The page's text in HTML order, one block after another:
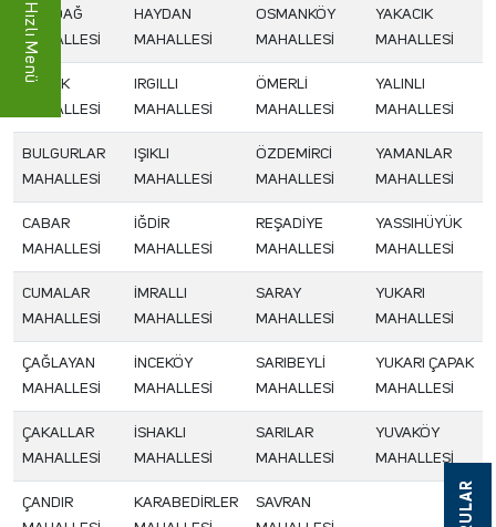
Hızlı Menü
BOZDAĞ
MAHALLESİ
HAYDAN
MAHALLESİ
OSMANKÖY
MAHALLESİ
YAKACIK
MAHALLESİ
BUCAK
MAHALLESİ
IRGILLI
MAHALLESİ
ÖMERLİ
MAHALLESİ
YALINLI
MAHALLESİ
BULGURLAR
MAHALLESİ
IŞIKLI
MAHALLESİ
ÖZDEMİRCİ
MAHALLESİ
YAMANLAR
MAHALLESİ
CABAR
MAHALLESİ
İĞDİR
MAHALLESİ
REŞADİYE
MAHALLESİ
YASSIHÜYÜK
MAHALLESİ
CUMALAR
MAHALLESİ
İMRALLI
MAHALLESİ
SARAY
MAHALLESİ
YUKARI
MAHALLESİ
ÇAĞLAYAN
MAHALLESİ
İNCEKÖY
MAHALLESİ
SARIBEYLİ
MAHALLESİ
YUKARI ÇAPAK
MAHALLESİ
ÇAKALLAR
MAHALLESİ
İSHAKLI
MAHALLESİ
SARILAR
MAHALLESİ
YUVAKÖY
MAHALLESİ
ÇANDIR
KARABEDİRLER
SAVRAN